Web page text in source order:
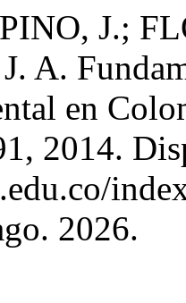
J.;
A.
en
2014.
2026.